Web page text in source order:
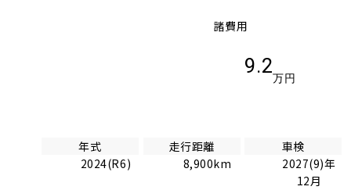
諸費用
9.2
万円
年式
2024(R6)
走行距離
8,900km
車検
2027(9)年
12月